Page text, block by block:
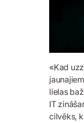
«Kad
lielas
IT
cilvēks,